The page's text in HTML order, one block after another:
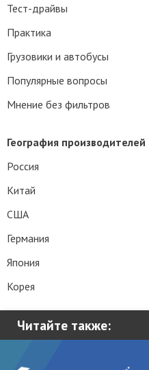
Читайте также:
Тест-драйвы
Практика
Грузовики и автобусы
Популярные вопросы
Мнение без фильтров
География производителей
Россия
Китай
США
Германия
Япония
Корея